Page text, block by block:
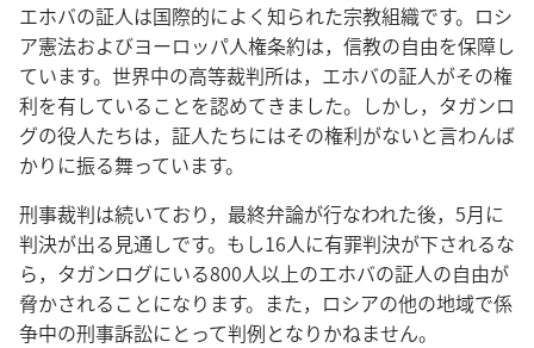
エホバの証人は国際的によく知られた宗教組織です。ロシ
ア憲法およびヨーロッパ人権条約は，信教の自由を保障し
ています。世界中の高等裁判所は，エホバの証人がその権
利を有していることを認めてきました。しかし，タガンロ
グの役人たちは，証人たちにはその権利がないと言わんば
かりに振る舞っています。
刑事裁判は続いており，最終弁論が行なわれた後，5月に
判決が出る見通しです。もし16人に有罪判決が下されるな
ら，タガンログにいる800人以上のエホバの証人の自由が
脅かされることになります。また，ロシアの他の地域で係
争中の刑事訴訟にとって判例となりかねません。